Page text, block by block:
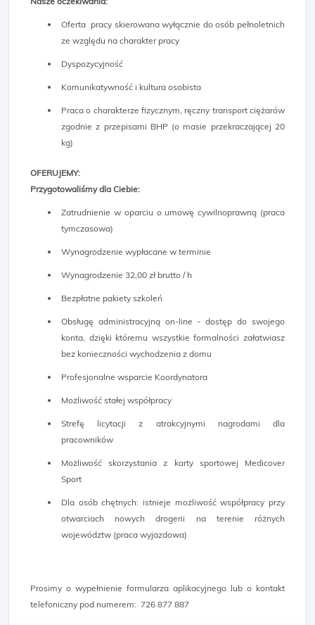
Oferta pracy skierowana wyłącznie do osób pełnoletnich
ze względu na charakter pracy
Dyspozycyjność
Komunikatywność i kultura osobista
Praca o charakterze fizycznym, ręczny transport ciężarów
zgodnie z przepisami BHP (o masie przekraczającej 20
kg)
OFERUJEMY:
Przygotowaliśmy dla Ciebie:
Zatrudnienie w oparciu o umowę cywilnoprawną (praca
tymczasowa)
Wynagrodzenie wypłacane w terminie
Wynagrodzenie 32,00 zł brutto / h
Bezpłatne pakiety szkoleń
Obsługę administracyjną on-line - dostęp do swojego
konta, dzięki któremu wszystkie formalności załatwiasz
bez konieczności wychodzenia z domu
Profesjonalne wsparcie Koordynatora
Możliwość stałej współpracy
Strefę licytacji z atrakcyjnymi nagrodami dla
pracowników
Możliwość skorzystania z karty sportowej Medicover
Sport
Dla osób chętnych: istnieje możliwość współpracy przy
otwarciach nowych drogerii na terenie różnych
województw (praca wyjazdowa)
Prosimy o wypełnienie formularza aplikacyjnego lub o kontakt
telefoniczny pod numerem: 726 877 887​